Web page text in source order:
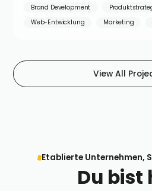
Brand Development
Web-Entwicklung
Marketing
View All
Etablierte Unternehmen,
Du bist